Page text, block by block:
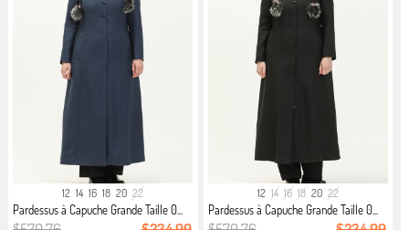
12 14 16 18 20 22
Pardessus à Capuche Grande Taille 0...
12 14 16 18 20 22
Pardessus à Capuche Grande Taille 0...